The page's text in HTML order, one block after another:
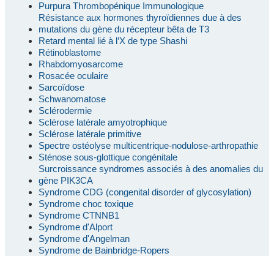
Purpura Thrombopénique Immunologique
Résistance aux hormones thyroïdiennes due à des
mutations du gène du récepteur bêta de T3
Retard mental lié à l’X de type Shashi
Rétinoblastome
Rhabdomyosarcome
Rosacée oculaire
Sarcoïdose
Schwanomatose
Sclérodermie
Sclérose latérale amyotrophique
Sclérose latérale primitive
Spectre ostéolyse multicentrique-nodulose-arthropathie
Sténose sous-glottique congénitale
Surcroissance syndromes associés à des anomalies du
gène PIK3CA
Syndrome CDG (congenital disorder of glycosylation)
Syndrome choc toxique
Syndrome CTNNB1
Syndrome d'Alport
Syndrome d'Angelman
Syndrome de Bainbridge-Ropers